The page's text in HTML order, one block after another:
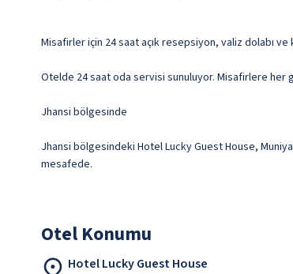
Misafirler için 24 saat açık resepsiyon, valiz dolabı
Otelde 24 saat oda servisi sunuluyor. Misafirlere her
Jhansi bölgesinde
Jhansi bölgesindeki Hotel Lucky Guest House,
mesafede.
Otel Konumu
Hotel Lucky Guest House